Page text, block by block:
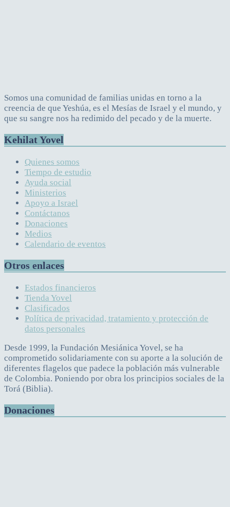
Somos una comunidad de familias unidas en torno a la
creencia de que Yeshúa, es el Mesías de Israel y el mundo, y
que su sangre nos ha redimido del pecado y de la muerte.
Kehilat Yovel
Quienes somos
Tiempo de estudio
Ayuda social
Ministerios
Apoyo a Israel
Contáctanos
Donaciones
Medios
Calendario de eventos
Otros enlaces
Estados financieros
Tienda Yovel
Clasificados
Política de privacidad, tratamiento y protección de
datos personales
Desde 1999, la Fundación Mesiánica Yovel, se ha
comprometido solidariamente con su aporte a la solución de
diferentes flagelos que padece la población más vulnerable
de Colombia. Poniendo por obra los principios sociales de la
Torá (Biblia).
Donaciones